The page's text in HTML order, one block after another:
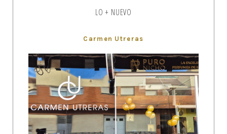
LO + NUEVO
Carmen Utreras